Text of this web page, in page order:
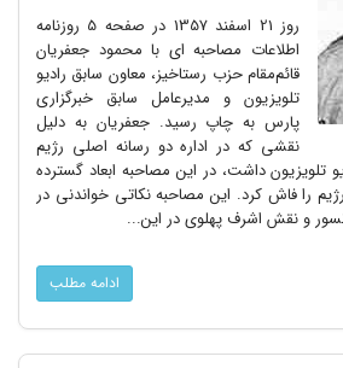
روز 21 اسفند 1357 در صفحه 5 روزنامه
اطلاعات مصاحبه ای با محمود جعفریان
قائم‌مقام حزب رستاخیز، معاون سابق رادیو
تلویزیون و مدیرعامل سابق خبرگزاری
پارس به چاپ رسید. جعفریان به دلیل
نقشی که در اداره دو رسانه اصلی رژیم
داشت، در این مصاحبه ابعاد گسترده
را فاش کرد. این مصاحبه نکاتی خواندنی در
و نقش اشرف پهلوی در این...
ادامه مطلب